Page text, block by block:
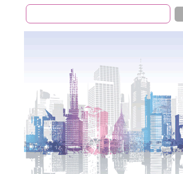
Пошукова форма
Пошук